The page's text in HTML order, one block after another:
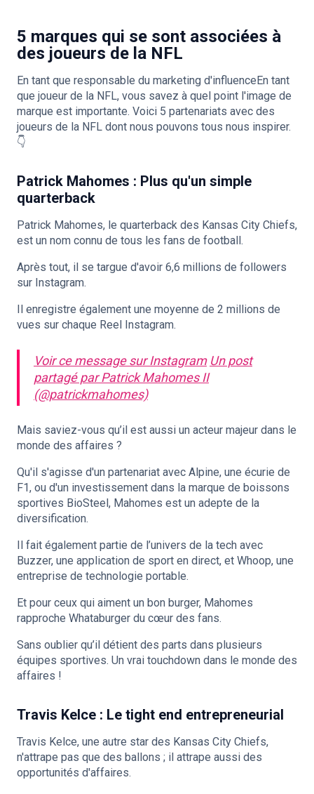
5 marques qui se sont associées à
des joueurs de la NFL
En tant que responsable du marketing d'influenceEn tant
que joueur de la NFL, vous savez à quel point l'image de
marque est importante. Voici 5 partenariats avec des
joueurs de la NFL dont nous pouvons tous nous inspirer.
👇
Patrick Mahomes : Plus qu'un simple
quarterback
Patrick Mahomes, le quarterback des Kansas City Chiefs,
est un nom connu de tous les fans de football.
Après tout, il se targue d'avoir 6,6 millions de followers
sur Instagram.
Il enregistre également une moyenne de 2 millions de
vues sur chaque Reel Instagram.
Voir ce message sur Instagram Un post
partagé par Patrick Mahomes II
(@patrickmahomes)
Mais saviez-vous qu’il est aussi un acteur majeur dans le
monde des affaires ?
Qu'il s'agisse d'un partenariat avec Alpine, une écurie de
F1, ou d'un investissement dans la marque de boissons
sportives BioSteel, Mahomes est un adepte de la
diversification.
Il fait également partie de l’univers de la tech avec
Buzzer, une application de sport en direct, et Whoop, une
entreprise de technologie portable.
Et pour ceux qui aiment un bon burger, Mahomes
rapproche Whataburger du cœur des fans.
Sans oublier qu’il détient des parts dans plusieurs
équipes sportives. Un vrai touchdown dans le monde des
affaires !
Travis Kelce : Le tight end entrepreneurial
Travis Kelce, une autre star des Kansas City Chiefs,
n'attrape pas que des ballons ; il attrape aussi des
opportunités d'affaires.